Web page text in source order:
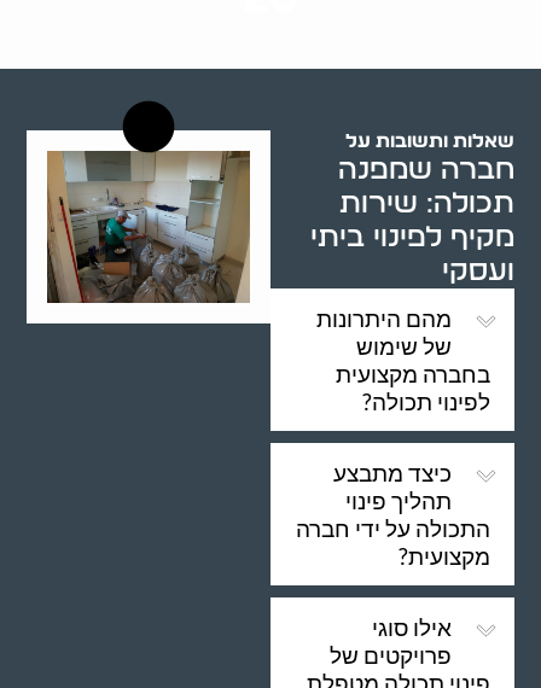
שאלות ותשובות על
חברה שמפנה
תכולה: שירות
מקיף לפינוי ביתי
ועסקי
מהם היתרונות
של שימוש
בחברה מקצועית
לפינוי תכולה?
כיצד מתבצע
תהליך פינוי
התכולה על ידי חברה
מקצועית?
אילו סוגי
פרויקטים של
פינוי תכולה מטפלת